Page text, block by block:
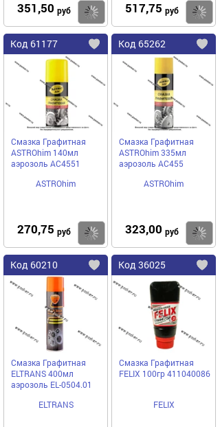
351,50 руб Купить
517,75 руб
Код 61177
Добавить
избранное
Смазка Графитная
ASTROhim 140мл
аэрозоль AC4551
ASTROhim
270,75 руб Купить
Код 65262
Смазка Графитная
ASTROhim 335мл
аэрозоль AC455
ASTROhim
323,00 руб
Код 60210
Добавить
избранное
Смазка Графитная
ELTRANS 400мл
аэрозоль EL-0504.01
ELTRANS
Код 36025
Смазка Графитная
FELIX 100гр 411040086
FELIX